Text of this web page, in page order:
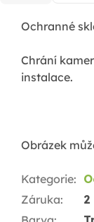
Ochranné
Chrání
instalace.
Obrázek
Kategorie:
Záruka:
2